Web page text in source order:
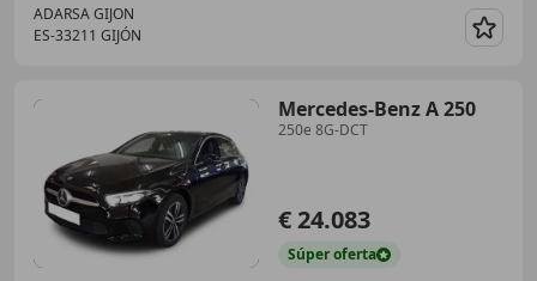
ADARSA GIJON
ES-33211 GIJÓN
Mercedes-Benz A 250
250e 8G-DCT
€ 24.083
Súperoferta